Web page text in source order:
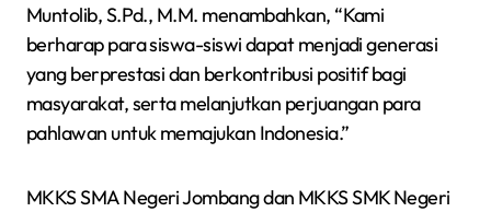
Muntolib, S.Pd., M.M. menambahkan, “Kami
berharap para siswa-siswi dapat menjadi generasi
yang berprestasi dan berkontribusi positif bagi
masyarakat, serta melanjutkan perjuangan para
pahlawan untuk memajukan Indonesia.”
MKKS SMA Negeri Jombang dan MKKS SMK Negeri